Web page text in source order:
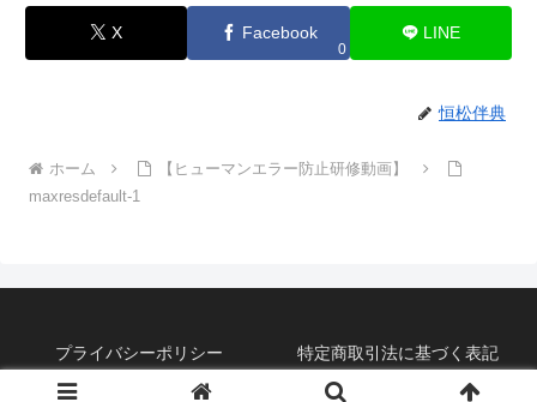
X Facebook
0
LINE
恒松伴典
ホーム
【ヒューマンエラー防止研修動画】
maxresdefault-1
プライバシーポリシー 特定商取引法に基づく表記
©2019 恒松式『脳チング』BLOG。